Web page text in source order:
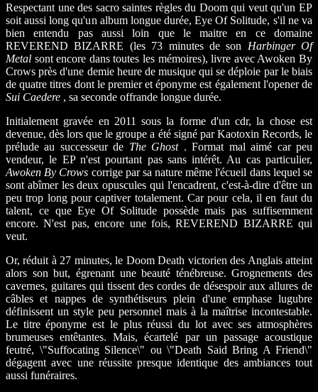
Respectant une des sacro saintes règles du Doom qui veut qu'un EP
soit aussi long qu'un album longue durée, Eye Of Solitude, s'il ne va
bien entendu pas aussi loin que le maitre en ce domaine
REVEREND BIZARRE (les 73 minutes de son Harbinger Of
Metal sont encore dans toutes les mémoires), livre avec Awoken By
Crows près d'une demie heure de musique qui se déploie par le biais
de quatre titres dont le premier et éponyme est également l'opener de
Sui Caedere , sa seconde offrande longue durée.
Initialement gravée en 2011 sous la forme d'un cdr, la chose est
devenue, dès lors que le groupe a été signé par Kaotoxin Records, le
prélude au successeur de The Ghost. Format mal aimé car peu
vendeur, le EP n'est pourtant pas sans intérêt. Au cas particulier,
Awoken By Crows corrige par sa nature même l'écueil dans lequel se
sont abîmer les deux opuscules qui l'encadrent, c'est-à-dire d'être un
peu trop long pour captiver totalement. Car pour cela, il en faut du
talent, ce que Eye Of Solitude possède mais pas suffisemment
encore. N'est pas, encore une fois, REVEREND BIZARRE qui
veut.
Or, réduit à 27 minutes, le Doom Death victorien des Anglais atteint
alors son but, égrenant une beauté ténébreuse. Grognements des
cavernes, guitares qui tissent des cordes de désespoir aux allures de
câbles et nappes de synthétiseurs plein d'une emphase lugubre
définissent un style peu personnel mais à la maîtrise incontestable.
Le titre éponyme est le plus réussi du lot avec ses atmosphères
brumeuses entêtantes. Mais, écartelé par un passage acoustique
feutré, \"Suffocating Silence\" ou \"Death Said Bring A Friend\"
dégagent avec une réussite presque identique des ambiances tout
aussi funéraires.